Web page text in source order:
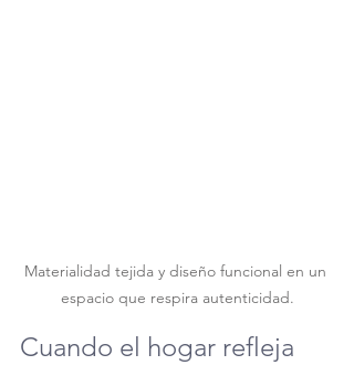
Materialidad tejida y diseño funcional en un
espacio que respira autenticidad.
Cuando el hogar refleja